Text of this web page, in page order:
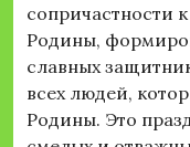
сопричастности
Родины,
славных
всех людей,
Родины. Это